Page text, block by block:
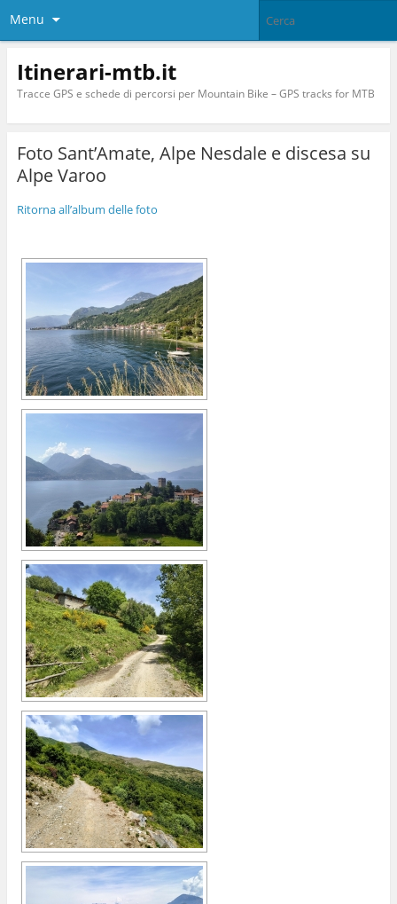
Menu
Itinerari-mtb.it
Tracce GPS e schede di percorsi per Mountain Bike – GPS tracks for MTB
Foto Sant’Amate, Alpe Nesdale e discesa su
Alpe Varoo
Ritorna all’album delle foto